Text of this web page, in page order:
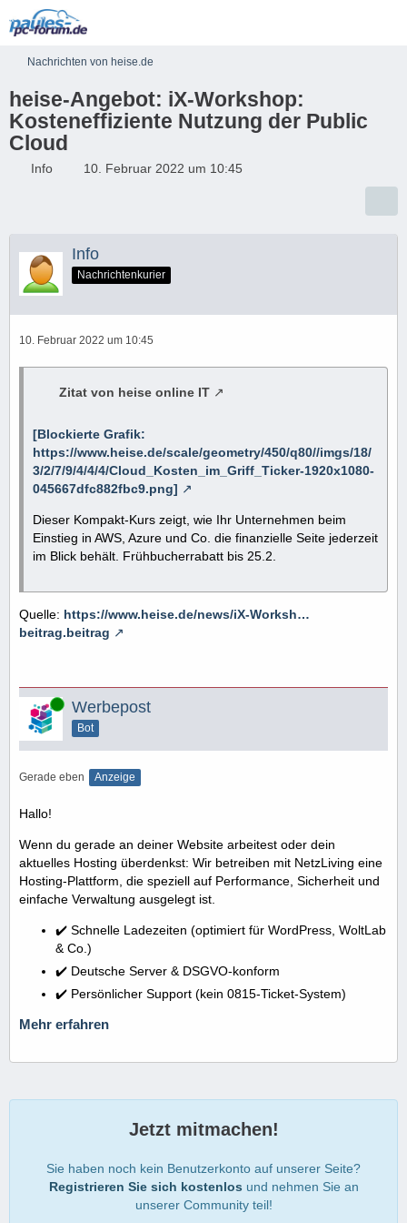
Nachrichten von heise.de
heise-Angebot: iX-Workshop:
Kosteneffiziente Nutzung der Public
Cloud
Info 10. Februar 2022 um 10:45
Info
Nachrichtenkurier
10. Februar 2022 um 10:45
Zitat von heise online IT
[Blockierte Grafik:
https://www.heise.de/scale/geometry/450/q80//imgs/18/
3/2/7/9/4/4/4/Cloud_Kosten_im_Griff_Ticker-1920x1080-
045667dfc882fbc9.png]
Dieser Kompakt-Kurs zeigt, wie Ihr Unternehmen beim
Einstieg in AWS, Azure und Co. die finanzielle Seite jederzeit
im Blick behält. Frühbucherrabatt bis 25.2.
Quelle: https://www.heise.de/news/iX-Worksh…
beitrag.beitrag
Online Werbepost
Bot
Gerade eben Anzeige
Hallo!
Wenn du gerade an deiner Website arbeitest oder dein
aktuelles Hosting überdenkst: Wir betreiben mit NetzLiving eine
Hosting-Plattform, die speziell auf Performance, Sicherheit und
einfache Verwaltung ausgelegt ist.
✔️ Schnelle Ladezeiten (optimiert für WordPress, WoltLab
& Co.)
✔️ Deutsche Server & DSGVO-konform
✔️ Persönlicher Support (kein 0815-Ticket-System)
Mehr erfahren
Jetzt mitmachen!
Sie haben noch kein Benutzerkonto auf unserer Seite?
Registrieren Sie sich kostenlos und nehmen Sie an
unserer Community teil!